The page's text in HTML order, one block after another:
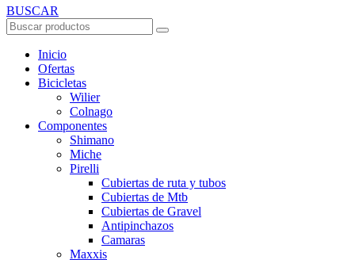
BUSCAR
Inicio
Ofertas
Bicicletas
Wilier
Colnago
Componentes
Shimano
Miche
Pirelli
Cubiertas de ruta y tubos
Cubiertas de Mtb
Cubiertas de Gravel
Antipinchazos
Camaras
Maxxis